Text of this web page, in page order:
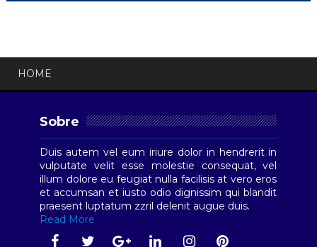
HOME
Sobre
Duis autem vel eum iriure dolor in hendrerit in
vulputate velit esse molestie consequat, vel
illum dolore eu feugiat nulla facilisis at vero eros
et accumsan et iusto odio dignissim qui blandit
praesent luptatum zzril delenit augue duis.
Read More